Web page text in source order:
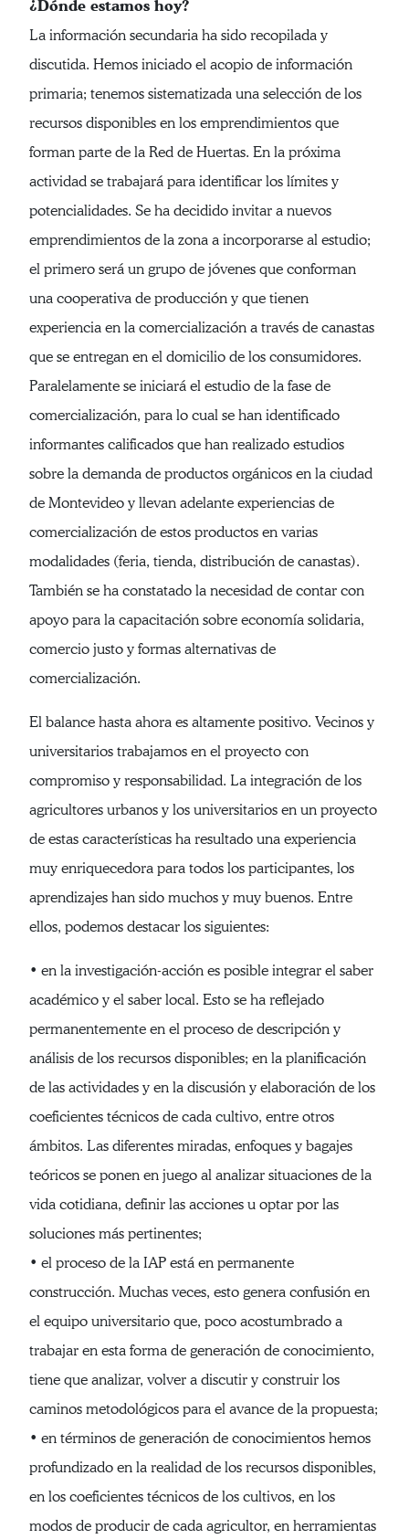
¿Dónde estamos hoy?
La información secundaria ha sido recopilada y
discutida. Hemos iniciado el acopio de información
primaria; tenemos sistematizada una selección de los
recursos disponibles en los emprendimientos que
forman parte de la Red de Huertas. En la próxima
actividad se trabajará para identificar los límites y
potencialidades. Se ha decidido invitar a nuevos
emprendimientos de la zona a incorporarse al estudio;
el primero será un grupo de jóvenes que conforman
una cooperativa de producción y que tienen
experiencia en la comercialización a través de canastas
que se entregan en el domicilio de los consumidores.
Paralelamente se iniciará el estudio de la fase de
comercialización, para lo cual se han identificado
informantes calificados que han realizado estudios
sobre la demanda de productos orgánicos en la ciudad
de Montevideo y llevan adelante experiencias de
comercialización de estos productos en varias
modalidades (feria, tienda, distribución de canastas).
También se ha constatado la necesidad de contar con
apoyo para la capacitación sobre economía solidaria,
comercio justo y formas alternativas de
comercialización.
El balance hasta ahora es altamente positivo. Vecinos y
universitarios trabajamos en el proyecto con
compromiso y responsabilidad. La integración de los
agricultores urbanos y los universitarios en un proyecto
de estas características ha resultado una experiencia
muy enriquecedora para todos los participantes, los
aprendizajes han sido muchos y muy buenos. Entre
ellos, podemos destacar los siguientes:
• en la investigación-acción es posible integrar el saber
académico y el saber local. Esto se ha reflejado
permanentemente en el proceso de descripción y
análisis de los recursos disponibles; en la planificación
de las actividades y en la discusión y elaboración de los
coeficientes técnicos de cada cultivo, entre otros
ámbitos. Las diferentes miradas, enfoques y bagajes
teóricos se ponen en juego al analizar situaciones de la
vida cotidiana, definir las acciones u optar por las
soluciones más pertinentes;
• el proceso de la IAP está en permanente
construcción. Muchas veces, esto genera confusión en
el equipo universitario que, poco acostumbrado a
trabajar en esta forma de generación de conocimiento,
tiene que analizar, volver a discutir y construir los
caminos metodológicos para el avance de la propuesta;
• en términos de generación de conocimientos hemos
profundizado en la realidad de los recursos disponibles,
en los coeficientes técnicos de los cultivos, en los
modos de producir de cada agricultor, en herramientas